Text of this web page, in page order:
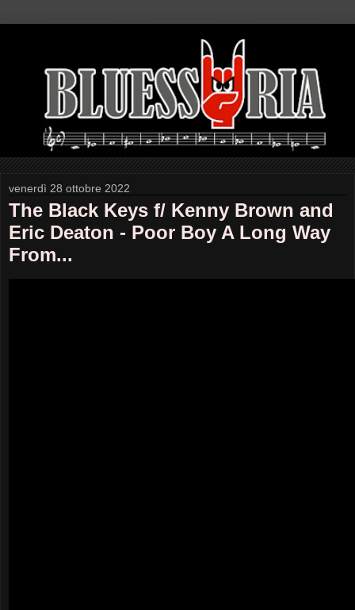
venerdì 28 ottobre 2022
The Black Keys f/ Kenny Brown and
Eric Deaton - Poor Boy A Long Way
From...